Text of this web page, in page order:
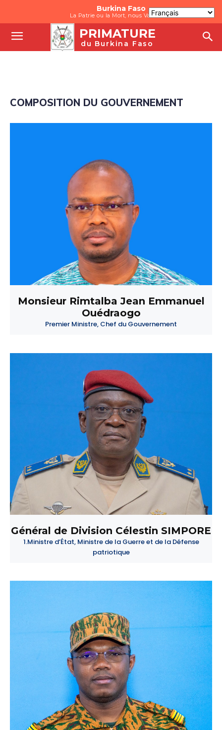
Burkina Faso
La Patrie ou la Mort, nous Vaincrons
PRIMATURE
du Burkina Faso
COMPOSITION DU GOUVERNEMENT
Monsieur Rimtalba Jean Emmanuel
Ouédraogo
Premier Ministre, Chef du Gouvernement
Général de Division Célestin SIMPORE
1.Ministre d’État, Ministre de la Guerre et de la Défense
patriotique